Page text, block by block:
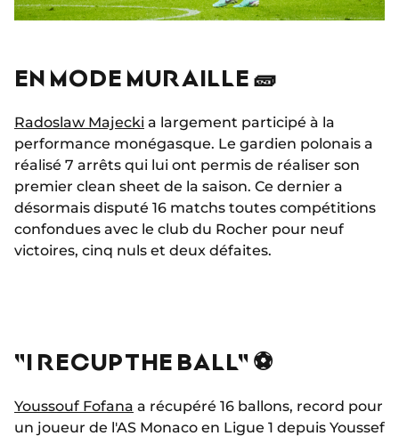
EN MODE MURAILLE 🧱
Radoslaw Majecki a largement participé à la
performance monégasque. Le gardien polonais a
réalisé 7 arrêts qui lui ont permis de réaliser son
premier clean sheet de la saison. Ce dernier a
désormais disputé 16 matchs toutes compétitions
confondues avec le club du Rocher pour neuf
victoires, cinq nuls et deux défaites.
"I RECUP THE BALL" ⚽
Youssouf Fofana a récupéré 16 ballons, record pour
un joueur de l'AS Monaco en Ligue 1 depuis Youssef